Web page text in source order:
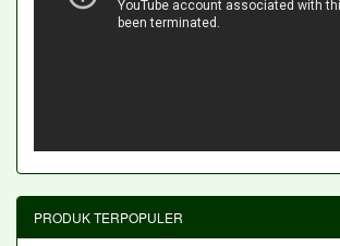
PRODUK TERPOPULER